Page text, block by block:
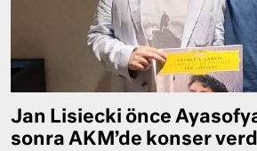
Jan Lisiecki önce
sonra AKM’de konser